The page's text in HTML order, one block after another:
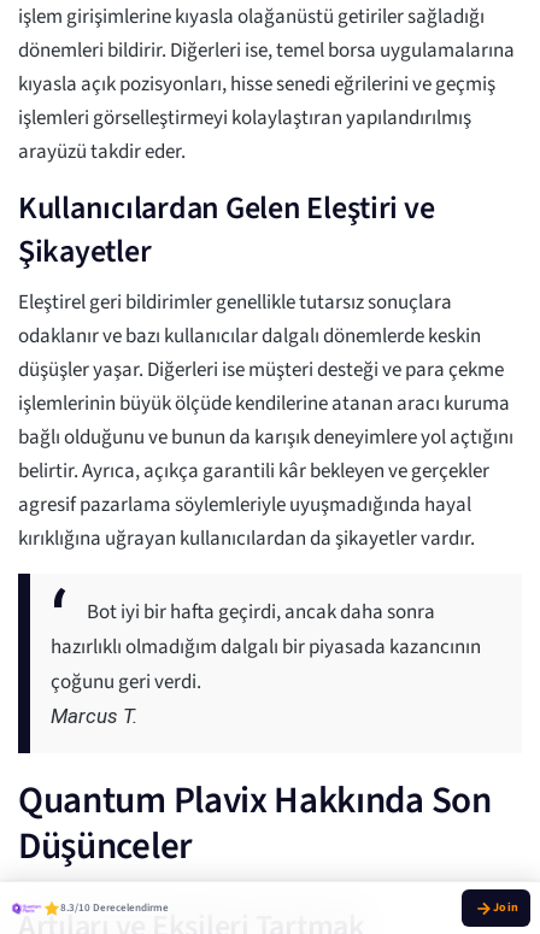
işlem girişimlerine kıyasla olağanüstü getiriler sağladığı
dönemleri bildirir. Diğerleri ise, temel borsa uygulamalarına
kıyasla açık pozisyonları, hisse senedi eğrilerini ve geçmiş
işlemleri görselleştirmeyi kolaylaştıran yapılandırılmış
arayüzü takdir eder.
Kullanıcılardan Gelen Eleştiri ve
Şikayetler
Eleştirel geri bildirimler genellikle tutarsız sonuçlara
odaklanır ve bazı kullanıcılar dalgalı dönemlerde keskin
düşüşler yaşar. Diğerleri ise müşteri desteği ve para çekme
işlemlerinin büyük ölçüde kendilerine atanan aracı kuruma
bağlı olduğunu ve bunun da karışık deneyimlere yol açtığını
belirtir. Ayrıca, açıkça garantili kâr bekleyen ve gerçekler
agresif pazarlama söylemleriyle uyuşmadığında hayal
kırıklığına uğrayan kullanıcılardan da şikayetler vardır.
Bot iyi bir hafta geçirdi, ancak daha sonra
hazırlıklı olmadığım dalgalı bir piyasada kazancının
çoğunu geri verdi.
Marcus T.
Quantum Plavix Hakkında Son
Düşünceler
8.3/10 Derecelendirme